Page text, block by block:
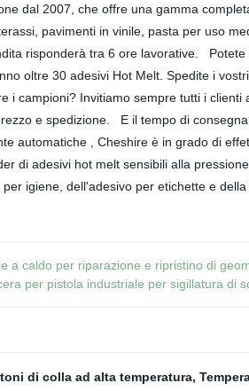
dal 2007, che offre una gamma
pavimenti in vinile, pasta per uso
risponderà tra 6 ore lavorative.
oltre 30 adesivi Hot Melt. Spedite i
i campioni? Invitiamo sempre tutti i
e spedizione. E il tempo di
automatiche , Cheshire è in grado di
di adesivi hot melt sensibili alla
igiene, dell'adesivo per etichette e
a caldo per riparazione e ripristino di
per pistola industriale per sigillatura di
di colla ad alta temperatura,